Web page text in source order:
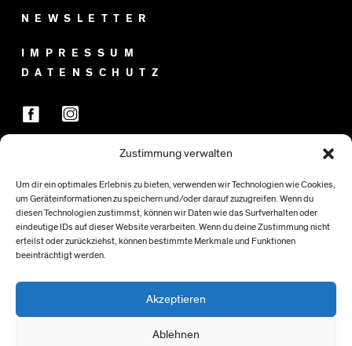
Zustimmung verwalten
Um dir ein optimales Erlebnis zu bieten, verwenden wir Technologien wie Cookies,
um Geräteinformationen zu speichern und/oder darauf zuzugreifen. Wenn du
diesen Technologien zustimmst, können wir Daten wie das Surfverhalten oder
eindeutige IDs auf dieser Website verarbeiten. Wenn du deine Zustimmung nicht
erteilst oder zurückziehst, können bestimmte Merkmale und Funktionen
beeinträchtigt werden.
Akzeptieren
Ablehnen
NEWSLETTER
IMPRESSUM
DATENSCHUTZ
FÖRDER:INNEN